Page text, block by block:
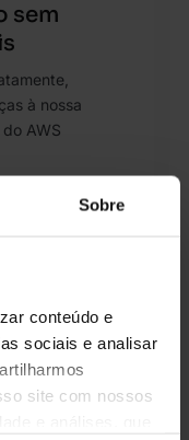
Sobre
conteúdo e
sociais e analisar
site com nossos
sem
à nossa
AWS